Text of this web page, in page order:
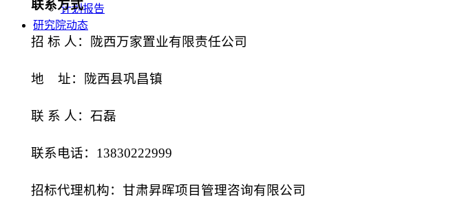
计划报告
研究院动态
联系方式
招 标 人：陇西万家置业有限责任公司
地 址： 陇西县巩昌镇
联 系 人：石磊
联系电话： 13830222999
招标代理机构：甘肃昇晖项目管理咨询有限公司